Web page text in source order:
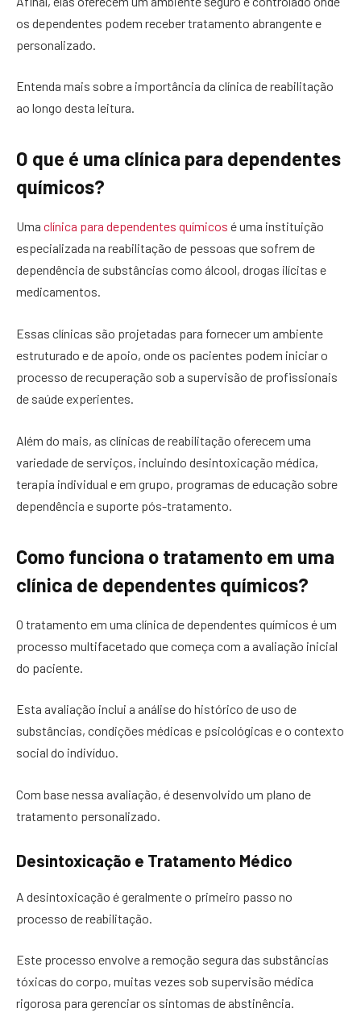
os dependentes podem receber tratamento abrangente e
personalizado.
Entenda mais sobre a importância da clínica de reabilitação
ao longo desta leitura.
O que é uma clínica para dependentes
químicos?
Uma clínica para dependentes químicos é uma instituição
especializada na reabilitação de pessoas que sofrem de
dependência de substâncias como álcool, drogas ilícitas e
medicamentos.
Essas clínicas são projetadas para fornecer um ambiente
estruturado e de apoio, onde os pacientes podem iniciar o
processo de recuperação sob a supervisão de profissionais
de saúde experientes.
Além do mais, as clínicas de reabilitação oferecem uma
variedade de serviços, incluindo desintoxicação médica,
terapia individual e em grupo, programas de educação sobre
dependência e suporte pós-tratamento.
Como funciona o tratamento em uma
clínica de dependentes químicos?
O tratamento em uma clínica de dependentes químicos é um
processo multifacetado que começa com a avaliação inicial
do paciente.
Esta avaliação inclui a análise do histórico de uso de
substâncias, condições médicas e psicológicas e o contexto
social do indivíduo.
Com base nessa avaliação, é desenvolvido um plano de
tratamento personalizado.
Desintoxicação e Tratamento Médico
A desintoxicação é geralmente o primeiro passo no
processo de reabilitação.
Este processo envolve a remoção segura das substâncias
tóxicas do corpo, muitas vezes sob supervisão médica
rigorosa para gerenciar os sintomas de abstinência.